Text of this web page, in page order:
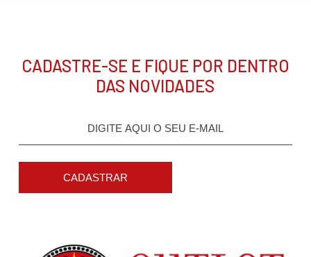
CADASTRE-SE E FIQUE POR DENTRO
DAS NOVIDADES
CADASTRAR